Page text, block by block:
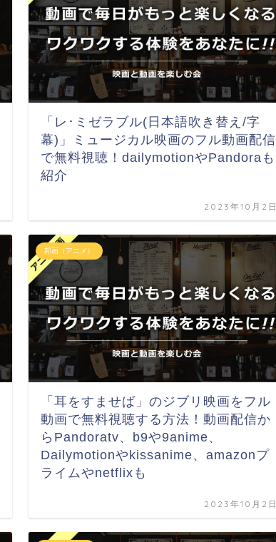
「レ･ミゼラブル(日本語吹き替え/字
幕)」ミュージカル映画のフル動画配信
で無料視聴！dailymotionやPandoraも
紹介
2023年10月2日
邦画（アニメ）
「耳をすませば」のジブリ映画をフル
動画で無料視聴する方法！動画配信か
らPandoratv、b9や9anime、
Dailymotionやkissanime、amazonプ
ライムやnetflixも
2023年10月2日